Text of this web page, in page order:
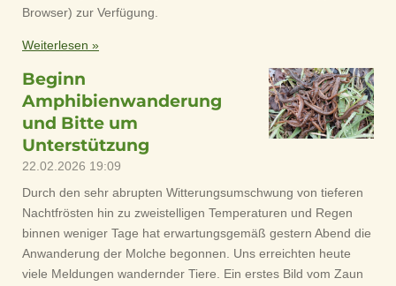
Browser) zur Verfügung.
Weiterlesen »
Beginn
Amphibienwanderung
und Bitte um
Unterstützung
22.02.2026 19:09
Durch den sehr abrupten Witterungsumschwung von tieferen
Nachtfrösten hin zu zweistelligen Temperaturen und Regen
binnen weniger Tage hat erwartungsgemäß gestern Abend die
Anwanderung der Molche begonnen. Uns erreichten heute
viele Meldungen wandernder Tiere. Ein erstes Bild vom Zaun